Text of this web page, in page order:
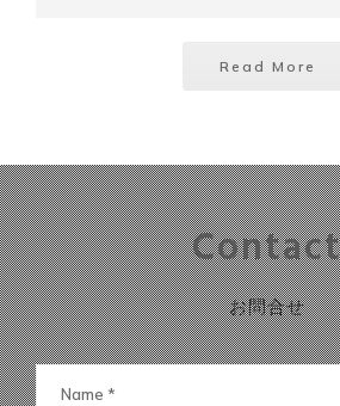
Read More
お問合せ